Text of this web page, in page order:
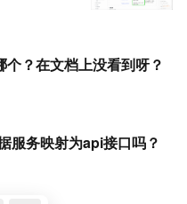
？在文档上没看到呀？
服务映射为api接口吗？